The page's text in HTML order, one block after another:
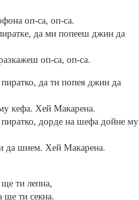
оп-са, оп-са.
да ми попееш джин да
оп-са, оп-са.
да ти попея джин да
кефа. Хей Макарена.
дорде на шефа дойне му
да шием. Хей Макарена.
ти лепна,
ще ти секна.